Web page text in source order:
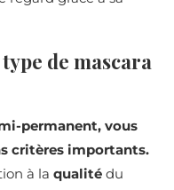
de mascara
permanent, vous
critères importants.
à la qualité du